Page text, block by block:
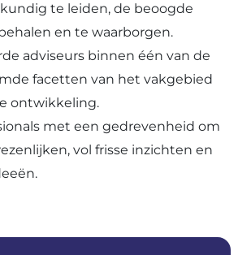
te leiden, de beoogde
en te waarborgen.
adviseurs binnen één van de
facetten van het vakgebied
ontwikkeling.
met een gedrevenheid om
vol frisse inzichten en